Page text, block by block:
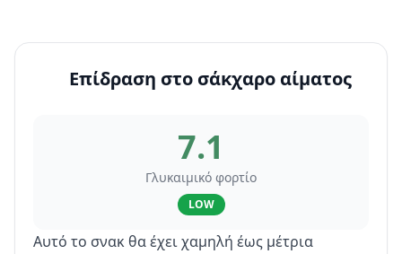
Επίδραση στο σάκχαρο αίματος
7.1
Γλυκαιμικό φορτίο
LOW
Αυτό το σνακ θα έχει χαμηλή έως μέτρια